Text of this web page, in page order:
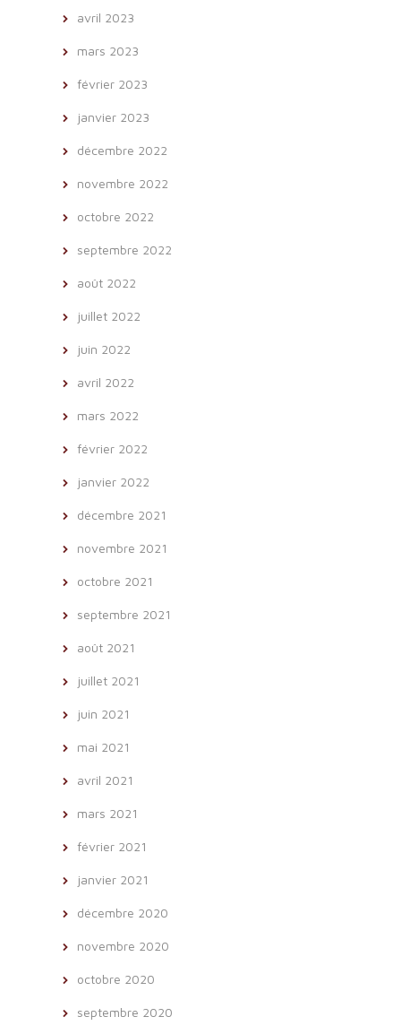
avril 2023
mars 2023
février 2023
janvier 2023
décembre 2022
novembre 2022
octobre 2022
septembre 2022
août 2022
juillet 2022
juin 2022
avril 2022
mars 2022
février 2022
janvier 2022
décembre 2021
novembre 2021
octobre 2021
septembre 2021
août 2021
juillet 2021
juin 2021
mai 2021
avril 2021
mars 2021
février 2021
janvier 2021
décembre 2020
novembre 2020
octobre 2020
septembre 2020